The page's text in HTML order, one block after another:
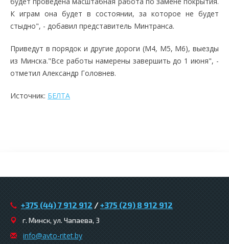
К играм она будет в состоянии, за которое не будет
стыдно", - добавил представитель Минтранса.
Приведут в порядок и другие дороги (М4, М5, М6), выезды
из Минска."Все работы намерены завершить до 1 июня", -
отметил Александр Головнев.
Источник: БЕЛТА
+375 (44) 7 912 912 /+375 (29) 8 912 912
г. Минск, ул. Чапаева, 3
infо@avtо-ritеt.by